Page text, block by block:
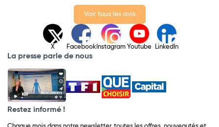
Voir tous les avis
X Facebook Instagram Youtube LinkedIn
La presse parle de nous
Restez informé !